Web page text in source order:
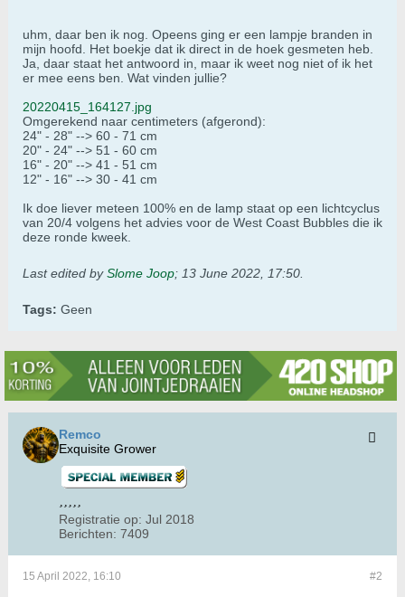
uhm, daar ben ik nog. Opeens ging er een lampje branden in
mijn hoofd. Het boekje dat ik direct in de hoek gesmeten heb.
Ja, daar staat het antwoord in, maar ik weet nog niet of ik het
er mee eens ben. Wat vinden jullie?
20220415_164127.jpg
Omgerekend naar centimeters (afgerond):
24" - 28" --> 60 - 71 cm
20" - 24" --> 51 - 60 cm
16" - 20" --> 41 - 51 cm
12" - 16" --> 30 - 41 cm
Ik doe liever meteen 100% en de lamp staat op een lichtcyclus
van 20/4 volgens het advies voor de West Coast Bubbles die ik
deze ronde kweek.
Last edited bySlome Joop; 13 June 2022, 17:50
Tags: Geen
Remco
Exquisite Grower
Registratie op: Jul 2018
Berichten: 7409
#2
15 April 2022, 16:10